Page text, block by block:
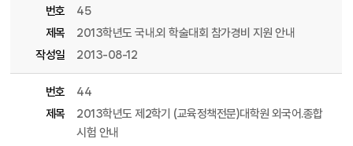
번호
45
제목
2013학년도 국내.외 학술대회 참가경비 지원 안내
작성일
2013-08-12
번호
44
제목
2013학년도 제2학기 (교육정책전문)대학원 외국어.종합
시험 안내